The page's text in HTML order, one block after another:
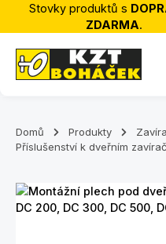
Přejít na hlavní obsah
Stovky produktů s
ZDARMA.
Domů Produkty
Příslušenství k dveřním
Přeskočit galerii obrázků